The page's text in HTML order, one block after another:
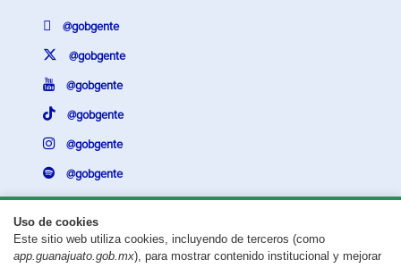
Uso de cookies
Este sitio web utiliza cookies, incluyendo de terceros (como
app.guanajuato.gob.mx), para mostrar contenido institucional y mejorar
@gobgente
@gobgente
@gobgente
@gobgente
@gobgente
@gobgente
¿Existe algún problema con esta página?Repórtalo aquí.